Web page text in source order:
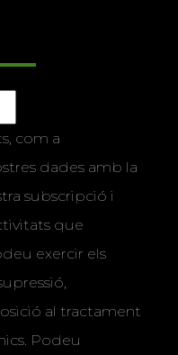
com a
dades amb la
subscripció i
que
exercir els
al tractament
Podeu